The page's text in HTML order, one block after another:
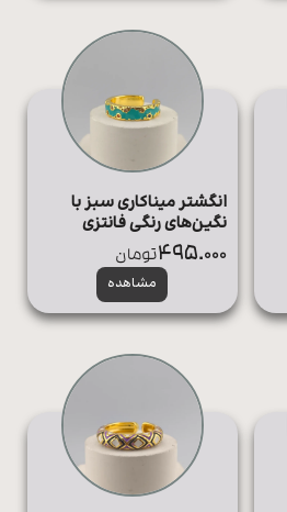
انگشتر میناکاری سبز با
نگین‌های رنگی فانتزی
مشاهده
495.000تومان